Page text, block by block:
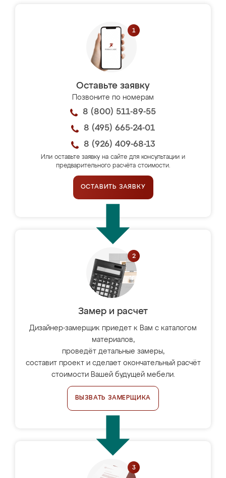
Оставьте заявку
Позвоните по номерам
8 (800) 511-89-55
8 (495) 665-24-01
8 (926) 409-68-13
Или оставьте заявку на сайте для консультации и
предварительного расчёта стоимости.
ОСТАВИТЬ ЗАЯВКУ
Замер и расчет
Дизайнер-замерщик приедет к Вам с каталогом
материалов,
проведёт детальные замеры,
составит проект и сделает окончательный расчёт
стоимости Вашей будущей мебели.
ВЫЗВАТЬ ЗАМЕРЩИКА